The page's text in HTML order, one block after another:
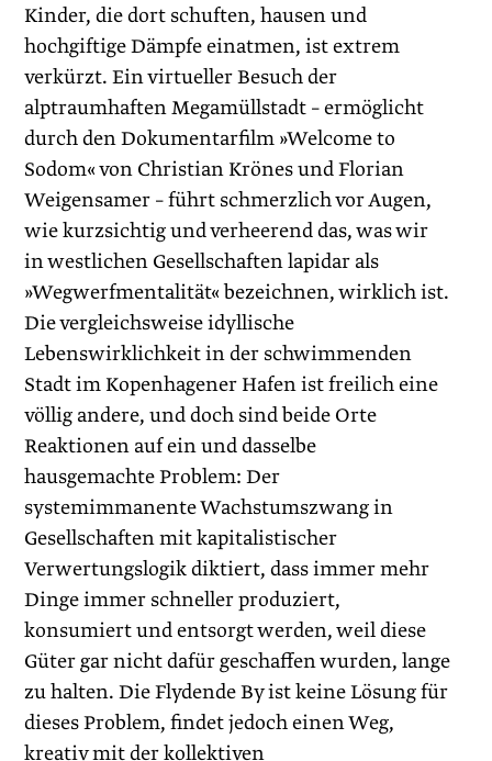
Kinder, die dort schuften, hausen und
hochgiftige Dämpfe einatmen, ist extrem
verkürzt. Ein virtueller Besuch der
alptraumhaften Megamüllstadt – ermöglicht
durch den Dokumentarfilm »Welcome to
Sodom« von Christian Krönes und Florian
Weigensamer – führt schmerzlich vor Augen,
wie kurzsichtig und verheerend das, was wir
in westlichen Gesellschaften lapidar als
»Wegwerfmentalität« bezeichnen, wirklich ist.
Die vergleichsweise idyllische
Lebenswirklichkeit in der schwimmenden
Stadt im Kopenhagener Hafen ist freilich eine
völlig andere, und doch sind beide Orte
Reaktionen auf ein und dasselbe
hausgemachte Problem: Der
systemimmanente Wachstumszwang in
Gesellschaften mit kapitalistischer
Verwertungslogik diktiert, dass immer mehr
Dinge immer schneller produziert,
konsumiert und entsorgt werden, weil diese
Güter gar nicht dafür geschaffen wurden, lange
zu halten. Die Flydende By ist keine Lösung für
dieses Problem, findet jedoch einen Weg,
kreativ mit der kollektiven